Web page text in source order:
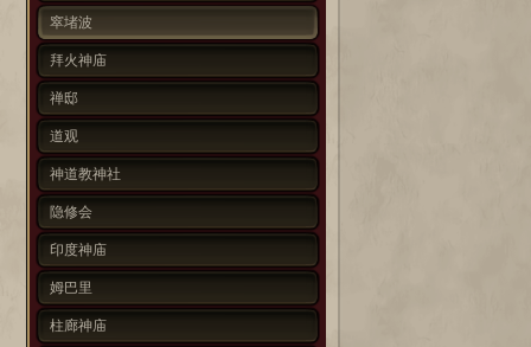
窣堵波
拜火神庙
禅邸
道观
神道教神社
隐修会
印度神庙
姆巴里
柱廊神庙